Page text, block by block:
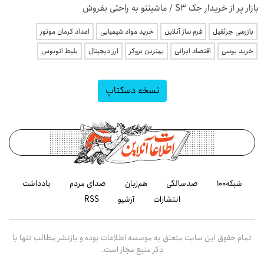
بازار پر از خریدار جک S3 / ماشینتو به راحتی بفروش
بازرسی جرثقیل فرم ساز آنلاین خرید مواد شیمیایی
امداد کرمان موتور
خرید یوسی
اقتصاد ایرانی بهترین بروکر ارز دیجیتال بلیط اتوبوس
نسخه دسکتاپ
شبکه۱۰۰ صدسالگی هم‌زبان صدای مردم
یادداشت
انتشارات
آرشیو RSS
تمام حقوق این سایت متعلق به موسسه اطلاعات بوده و بازنشر مطالب تنها با
ذکر منبع مجاز است.